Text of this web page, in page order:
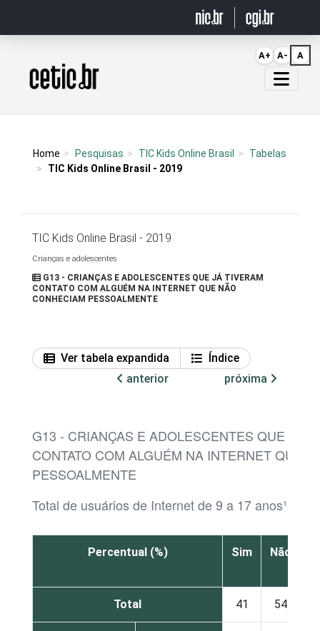
Página inicial
Home Pesquisas TIC Kids Online Brasil
Tabelas
TIC Kids Online Brasil - 2019
TIC Kids Online Brasil - 2019
Crianças e adolescentes
G13 - CRIANÇAS E ADOLESCENTES QUE JÁ TIVERAM
CONTATO COM ALGUÉM NA INTERNET QUE NÃO
CONHECIAM PESSOALMENTE
Ver tabela expandida
Índice
anterior
próxima
G13 - CRIANÇAS E ADOLESCENTES QUE JÁ
CONTATO COM ALGUÉM NA INTERNET QUE
PESSOALMENTE
Total de usuários de Internet de 9 a 17 anos¹
Percentual (%) Sim Não
Total 41 54
A+ A- A